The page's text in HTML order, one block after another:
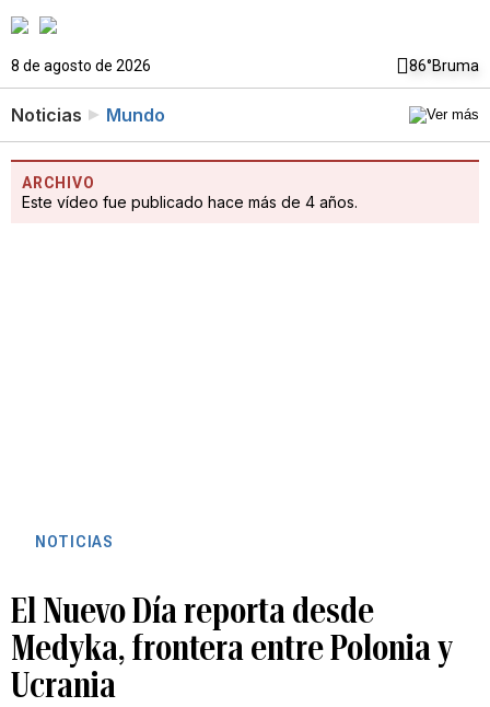
8 de agosto de 2026 86°Bruma
Noticias Mundo
ARCHIVO
Este vídeo fue publicado hace más de 4 años.
NOTICIAS
El Nuevo Día reporta desde
Medyka, frontera entre Polonia y
Ucrania